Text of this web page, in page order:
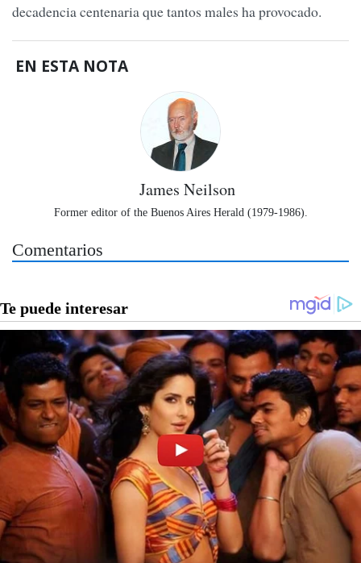
decadencia centenaria que tantos males ha provocado.
EN ESTA NOTA
James Neilson
Former editor of the Buenos Aires Herald (1979-1986).
Comentarios